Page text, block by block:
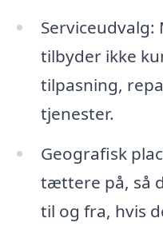
Serviceudvalg:
tilbyder ikke
tilpasning,
tjenester.
Geografisk
tættere på, så
til og fra, hvis